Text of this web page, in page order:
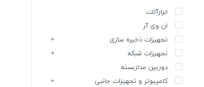
ابزارآلات
ان وی آر
تجهیزات ذخیره سازی
تجهیزات شبکه
دوربین مداربسته
کامپیوتر و تجهیزات جانبی